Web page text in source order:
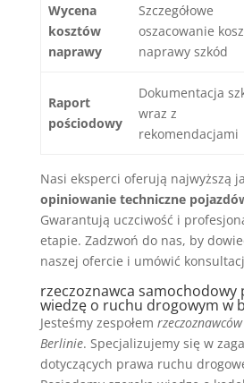
Wycena
kosztów
naprawy
Szczegółowe
oszacowanie
naprawy szkód
Raport
pościodowy
Dokumentacja
wraz z
rekomendacjami
Nasi eksperci oferują najwyższą
opiniowanie techniczne
Gwarantują uczciwość i
etapie. Zadzwoń do nas, by
naszej ofercie i umówić
rzeczoznawca samochodowy
wiedzę o ruchu drogowym w
Jesteśmy zespołem
Berlinie. Specjalizujemy się w
dotyczących prawa ruchu